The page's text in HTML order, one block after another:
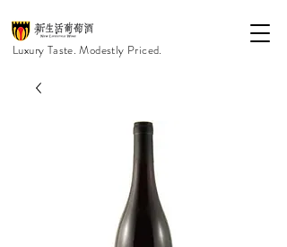
Luxury Taste. Modestly Priced.